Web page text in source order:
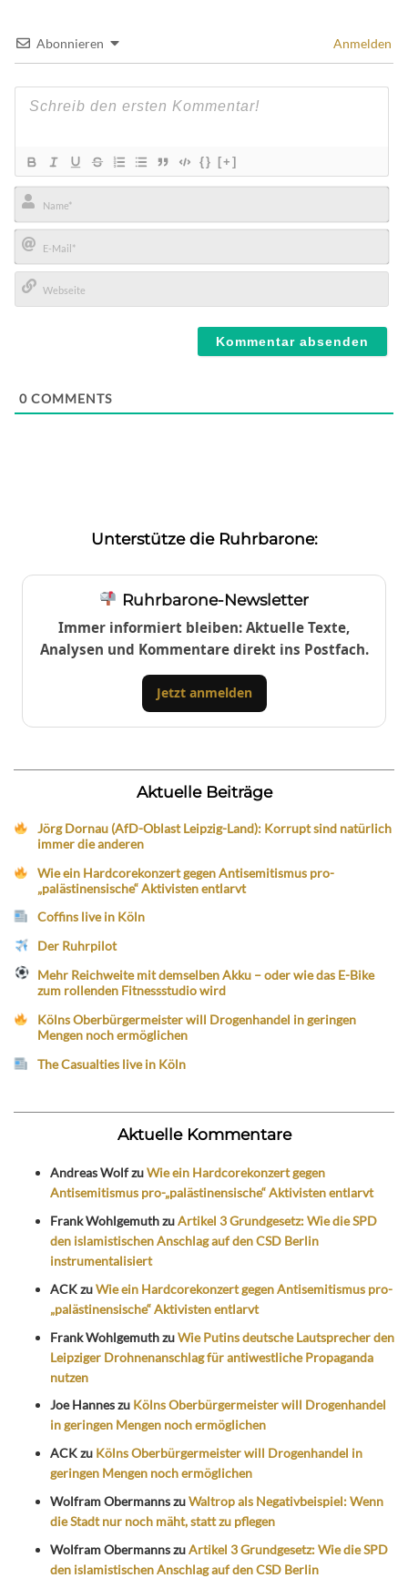
Abonnieren Anmelden
{} [+]
Name*
E-
Mail*
0 COMMENTS
Unterstütze die Ruhrbarone:
Ruhrbarone-Newsletter
Immer informiert bleiben: Aktuelle Texte,
Analysen und Kommentare direkt ins Postfach.
Jetzt anmelden
Aktuelle Beiträge
Jörg Dornau (AfD-Oblast Leipzig-Land): Korrupt sind natürlich
immer die anderen
Wie ein Hardcorekonzert gegen Antisemitismus pro-
„palästinensische“ Aktivisten entlarvt
Coffins live in Köln
Der Ruhrpilot
Mehr Reichweite mit demselben Akku – oder wie das E-Bike
zum rollenden Fitnessstudio wird
Kölns Oberbürgermeister will Drogenhandel in geringen
Mengen noch ermöglichen
The Casualties live in Köln
Aktuelle Kommentare
Andreas WolfzuWie ein Hardcorekonzert gegen
Antisemitismus pro-„palästinensische“ Aktivisten entlarvt
Frank WohlgemuthzuArtikel 3 Grundgesetz: Wie die SPD
den islamistischen Anschlag auf den CSD Berlin
instrumentalisiert
ACKzuWie ein Hardcorekonzert gegen Antisemitismus pro-
„palästinensische“ Aktivisten entlarvt
Frank WohlgemuthzuWie Putins deutsche Lautsprecher den
Leipziger Drohnenanschlag für antiwestliche Propaganda
nutzen
Joe Hanneszu Kölns Oberbürgermeister will Drogenhandel
in geringen Mengen noch ermöglichen
ACKzu Kölns Oberbürgermeister will Drogenhandel in
geringen Mengen noch ermöglichen
Wolfram ObermannszuWaltrop als Negativbeispiel: Wenn
die Stadt nur noch mäht, statt zu pflegen
Wolfram ObermannszuArtikel 3 Grundgesetz: Wie die SPD
den islamistischen Anschlag auf den CSD Berlin